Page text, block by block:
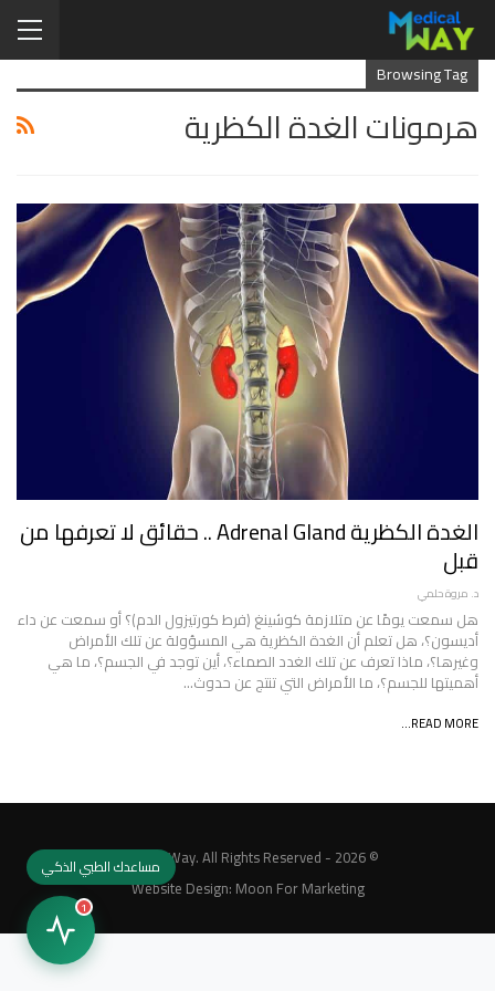
Browsing Tag
هرمونات الغدة الكظرية
الغدة الكظرية Adrenal Gland .. حقائق لا تعرفها من
قبل
د. مروة حلمي
هل سمعت يومًا عن متلازمة كوشينغ (فرط كورتيزول الدم)؟ أو سمعت عن داء
أديسون؟، هل تعلم أن الغدة الكظرية هي المسؤولة عن تلك الأمراض
وغيرها؟، ماذا تعرف عن تلك الغدد الصماء؟، أين توجد في الجسم؟، ما هي
أهميتها للجسم؟، ما الأمراض التي تنتج عن حدوث…
READ MORE...
© 2026 - MedicalWay. All Rights Reserved.
Website Design: Moon For Marketing
مساعدك الطبي الذكي
1